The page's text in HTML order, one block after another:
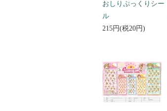
おしりぷっくりシー
ル
215円(税20円)